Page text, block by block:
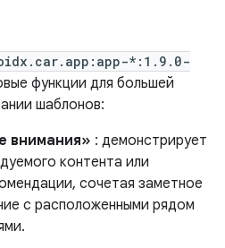
*:1.9.0-
функции для большей
шаблонов:
внимания» : демонстрирует
контента или
сочетая заметное
с расположенными рядом